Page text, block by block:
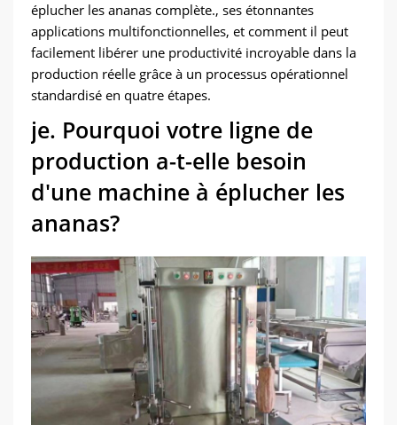
éplucher les ananas complète., ses étonnantes
applications multifonctionnelles, et comment il peut
facilement libérer une productivité incroyable dans la
production réelle grâce à un processus opérationnel
standardisé en quatre étapes.
je. Pourquoi votre ligne de
production a-t-elle besoin
d'une machine à éplucher les
ananas?